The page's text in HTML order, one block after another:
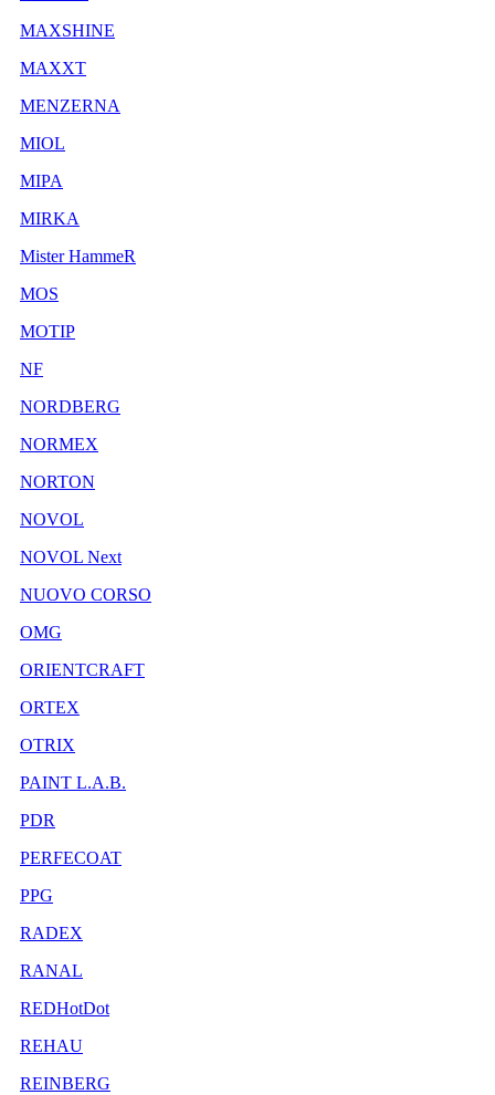
MAXSHINE
MAXXT
MENZERNA
MIOL
MIPA
MIRKA
Mister HammeR
MOS
MOTIP
NF
NORDBERG
NORMEX
NORTON
NOVOL
NOVOL Next
NUOVO CORSO
OMG
ORIENTCRAFT
ORTEX
OTRIX
PAINT L.A.B.
PDR
PERFECOAT
PPG
RADEX
RANAL
REDHotDot
REHAU
REINBERG